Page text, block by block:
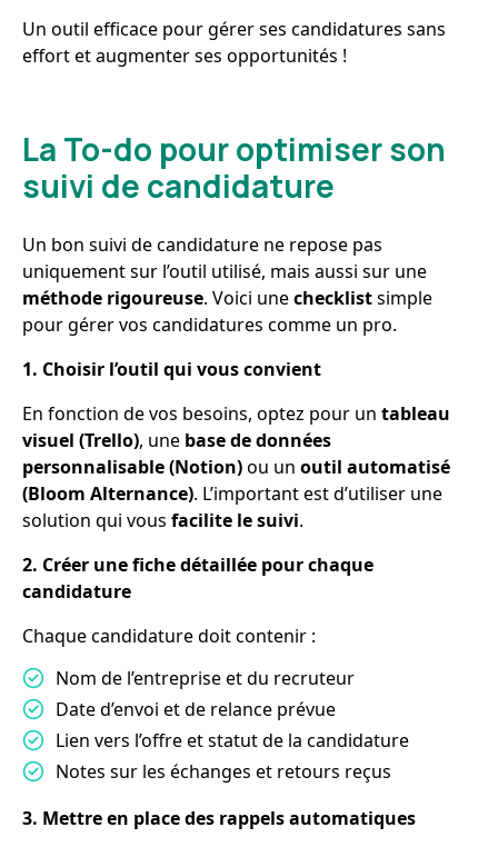
Un outil efficace pour gérer ses candidatures sans
effort et augmenter ses opportunités !
La To-do pour optimiser son
suivi de candidature
Un bon suivi de candidature ne repose pas
uniquement sur l’outil utilisé, mais aussi sur une
méthode rigoureuse. Voici unechecklistsimple
pour gérer vos candidatures comme un pro.
1. Choisir l’outil qui vous convient
En fonction de vos besoins, optez pour un tableau
visuel (Trello), une base de données
personnalisable (Notion)ou un outil automatisé
(Bloom Alternance). L’important est d’utiliser une
solution qui vous facilite le suivi.
2. Créer une fiche détaillée pour chaque
candidature
Chaque candidature doit contenir :
Nom de l’entreprise et du recruteur
Date d’envoi et de relance prévue
Lien vers l’offre et statut de la candidature
Notes sur les échanges et retours reçus
3. Mettre en place des rappels automatiques